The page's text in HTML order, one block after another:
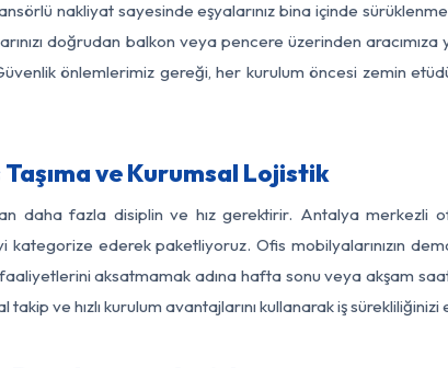
nakliyat sayesinde eşyalarınız bina içinde
doğrudan balkon veya pencere üzerinden
Güvenlik önlemlerimiz gereği, her kurulum öncesi zemin
ve Kurumsal Lojistik
daha fazla disiplin ve hız gerektirir. Antalya merkezli
kategorize ederek paketliyoruz. Ofis mobilyalarınızın
aksatmamak adına hafta sonu veya akşam
takip ve hızlı kurulum avantajlarını kullanarak iş